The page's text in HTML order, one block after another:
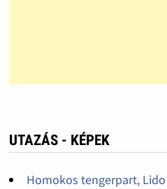
UTAZÁS - KÉPEK
Homokos tengerpart,